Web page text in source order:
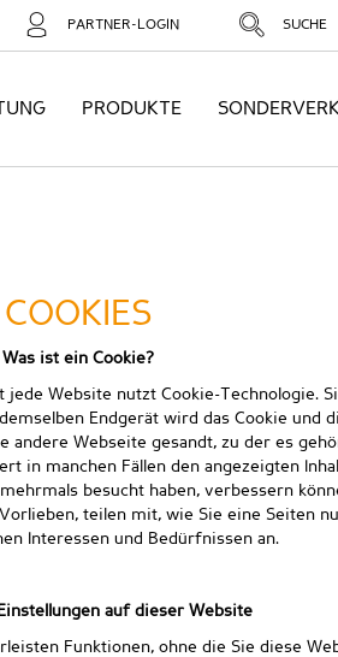
PARTNER-LOGIN SUCHE
PRODUKTE
COOKIES
Was ist ein Cookie?
Website nutzt Cookie-Technologie.
Endgerät wird das Cookie und
Webseite gesandt, zu der es
manchen Fällen den angezeigten
besucht haben, verbessern
teilen mit, wie Sie eine Seiten
Interessen und Bedürfnissen an.
auf dieser Website
Funktionen, ohne die Sie diese